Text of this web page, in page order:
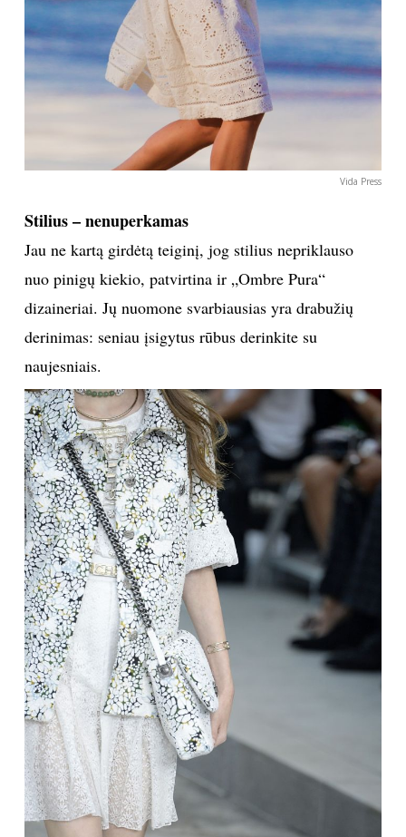
PRIVATUMO POLITIKA
Sekite mus:
PRENUMERUOK
Prenumeruodami portalą,
Jūs sutinkate su
Vida Press
Stilius – nenuperkamas
Jau ne kartą girdėtą teiginį, jog stilius nepriklauso
nuo pinigų kiekio, patvirtina ir „Ombre Pura“
dizaineriai. Jų nuomone svarbiausias yra drabužių
derinimas: seniau įsigytus rūbus derinkite su
naujesniais.